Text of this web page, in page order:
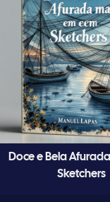
Doce e Bela
Sketchers